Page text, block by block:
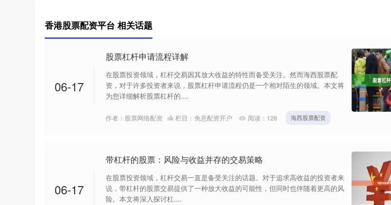
香港股票配资平台 相关话题
06-17
股票杠杆申请流程详解
在股票投资领域，杠杆交易因其放大收益的特性而备受关注。然而海西股票配
资，对于许多投资者来说，股票杠杆申请流程仍是一个相对陌生的领域。本文将
为您详细解析股票杠杆的....
作者：股票网络配资 栏目： 免息配资开户 阅读： 128 海西股票配资
06-17
带杠杆的股票：风险与收益并存的交易策略
在股票投资领域，杠杆交易一直是备受关注的话题。对于追求高收益的投资者来
说，带杠杆的股票交易提供了一种放大收益的可能性，但同时也伴随着更高的风
险。本文将深入探讨杠....